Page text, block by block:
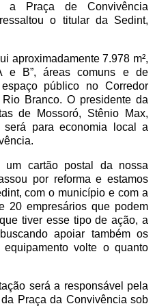
a Praça de Convivência
o titular da Sedint,
aproximadamente 7.978 m²,
e B”, áreas comuns e de
público no Corredor
Branco. O presidente da
de Mossoró, Stênio Max,
para economia local a
um cartão postal da nossa
por reforma e estamos
com o município e com a
20 empresários que podem
tiver esse tipo de ação, a
apoiar também os
volte o quanto
será a responsável pela
Praça da Convivência sob